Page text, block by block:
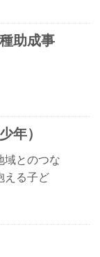
助成事
年）
域とのつな
える子ど